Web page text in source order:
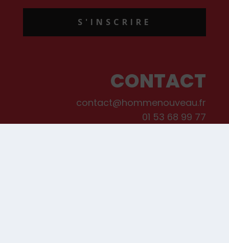
S'INSCRIRE
CONTACT
contact@hommenouveau.fr
01 53 68 99 77